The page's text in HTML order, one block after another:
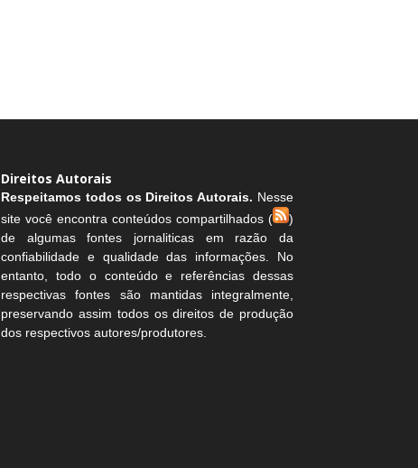
Direitos Autorais
Respeitamos todos os Direitos Autorais. Nesse
site você encontra conteúdos compartilhados (
)
de algumas fontes jornaliticas em razão da
confiabilidade e qualidade das informações. No
entanto, todo o conteúdo e referências dessas
respectivas fontes são mantidas integralmente,
preservando assim todos os direitos de produção
dos respectivos autores/produtores.